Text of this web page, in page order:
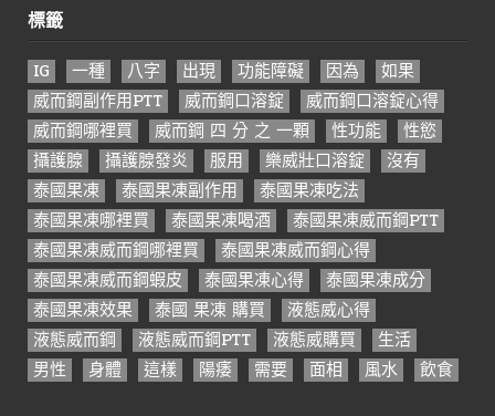
標籤
IG 一種 八字 出現 功能障礙 因為
如果
威而鋼副作用PTT
威而鋼口溶錠
威而鋼口溶錠心得
威而鋼哪裡買
威而鋼 四 分 之 一顆 性功能
性慾
攝護腺
攝護腺發炎 服用 樂威壯口溶錠
沒有
泰國果凍
泰國果凍副作用
泰國果凍吃法
泰國果凍哪裡買
泰國果凍喝酒
泰國果凍威而鋼PTT
泰國果凍威而鋼哪裡買
泰國果凍威而鋼心得
泰國果凍威而鋼蝦皮
泰國果凍心得
泰國果凍成分
泰國果凍效果
泰國 果凍 購買
液態威心得
液態威而鋼
液態威而鋼PTT 液態威購買
生活
男性
身體 這樣 陽痿 需要 面相 風水 飲食